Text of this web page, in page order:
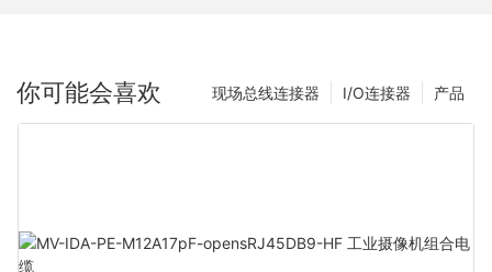
你可能会喜欢 产品
I/O连接器
现场总线连接器